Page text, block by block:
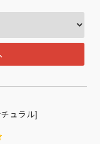
ュラル]